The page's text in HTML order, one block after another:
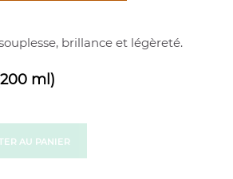
brillance et légèreté.
ml)
AU PANIER